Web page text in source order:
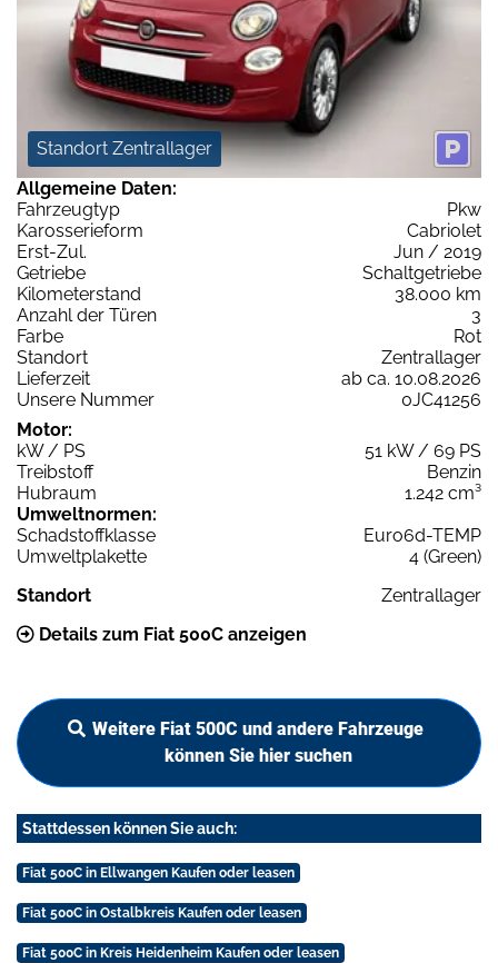
Standort Zentrallager
Allgemeine Daten:
Fahrzeugtyp
Pkw
Karosserieform
Cabriolet
Erst-Zul.
Jun / 2019
Getriebe
Schaltgetriebe
Kilometerstand
38.000 km
Anzahl der Türen
3
Farbe
Rot
Standort
Zentrallager
Lieferzeit
ab ca. 10.08.2026
Unsere Nummer
0JC41256
Motor:
kW / PS
51 kW / 69 PS
Treibstoff
Benzin
Hubraum
1.242 cm³
Umweltnormen:
Schadstoffklasse
Euro6d-TEMP
Umweltplakette
4 (Green)
Standort
Zentrallager
Details zum Fiat 500C anzeigen
Weitere Fiat 500C und andere Fahrzeuge
können Sie hier suchen
Stattdessen können Sie auch:
Fiat 500C in Ellwangen Kaufen oder leasen
Fiat 500C in Ostalbkreis Kaufen oder leasen
Fiat 500C in Kreis Heidenheim Kaufen oder leasen